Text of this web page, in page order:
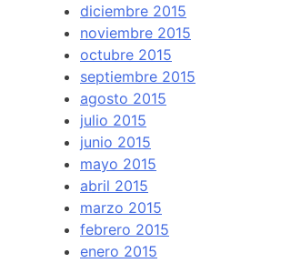
diciembre 2015
noviembre 2015
octubre 2015
septiembre 2015
agosto 2015
julio 2015
junio 2015
mayo 2015
abril 2015
marzo 2015
febrero 2015
enero 2015